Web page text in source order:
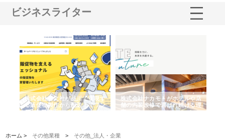
ビジネスライター
株式会社耕文社が品川で実現す
る販促物製作から配送までワン
ストップ対応
株式会社ナカモトがホテルや店
舗の内装改修で選ばれ続ける理
由
ホーム > その他業種 > その他_法人・企業